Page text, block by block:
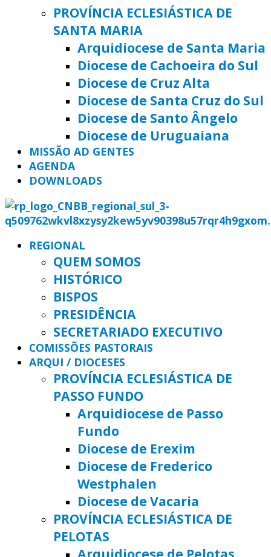
PROVÍNCIA ECLESIÁSTICA DE
SANTA MARIA
Arquidiocese de Santa Maria
Diocese de Cachoeira do Sul
Diocese de Cruz Alta
Diocese de Santa Cruz do Sul
Diocese de Santo Ângelo
Diocese de Uruguaiana
MISSÃO AD GENTES
AGENDA
DOWNLOADS
REGIONAL
QUEM SOMOS
HISTÓRICO
BISPOS
PRESIDÊNCIA
SECRETARIADO EXECUTIVO
COMISSÕES PASTORAIS
ARQUI / DIOCESES
PROVÍNCIA ECLESIÁSTICA DE
PASSO FUNDO
Arquidiocese de Passo
Fundo
Diocese de Erexim
Diocese de Frederico
Westphalen
Diocese de Vacaria
PROVÍNCIA ECLESIÁSTICA DE
PELOTAS